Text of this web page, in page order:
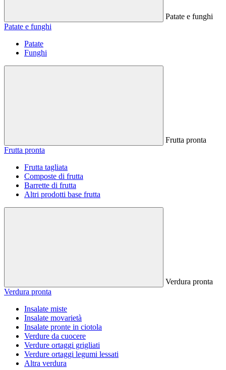
Patate e funghi
Patate e funghi
Patate
Funghi
Frutta pronta
Frutta pronta
Frutta tagliata
Composte di frutta
Barrette di frutta
Altri prodotti base frutta
Verdura pronta
Verdura pronta
Insalate miste
Insalate movarietà
Insalate pronte in ciotola
Verdure da cuocere
Verdure ortaggi grigliati
Verdure ortaggi legumi lessati
Altra verdura